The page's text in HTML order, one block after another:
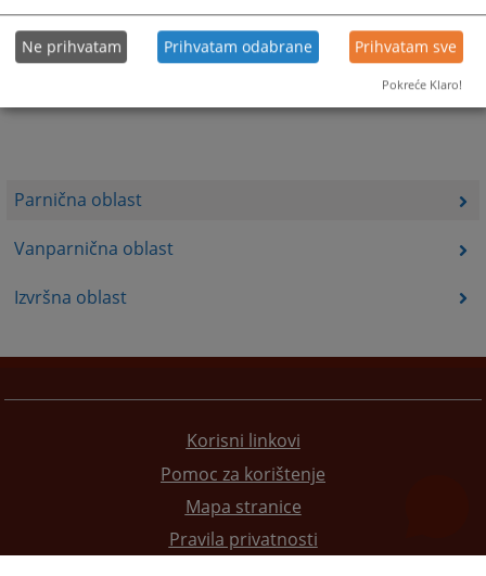
Parnična oblast
Vanparnična oblast
Izvršna oblast
Korisni linkovi
Pomoc za korištenje
Mapa stranice
Pravila privatnosti
Ne prihvatam Prihvatam odabrane Prihvatam sve
Pokreće Klaro!